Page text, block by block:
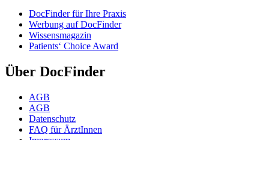
DocFinder für Ihre Praxis
Werbung auf DocFinder
Wissensmagazin
Patients‘ Choice Award
Über DocFinder
AGB
AGB
Datenschutz
FAQ für ÄrztInnen
Impressum